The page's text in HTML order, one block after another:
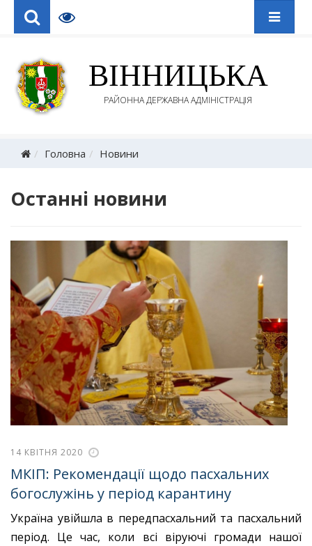
ВІННИЦЬКА
РАЙОННА ДЕРЖАВНА АДМІНІСТРАЦІЯ
Головна Новини
Останні новини
14 КВІТНЯ 2020
МКІП: Рекомендації щодо пасхальних
богослужінь у період карантину
Україна увійшла в передпасхальний та пасхальний
період. Це час, коли всі віруючі громади нашої